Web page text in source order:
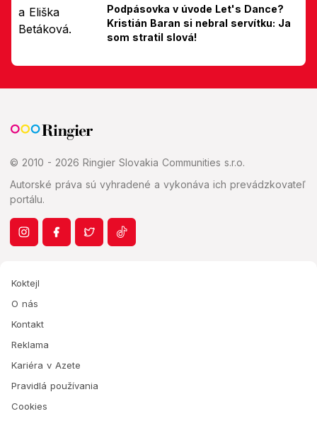
Podpásovka v úvode Let's Dance?
Kristián Baran si nebral servítku: Ja
som stratil slová!
© 2010 - 2026 Ringier Slovakia Communities s.r.o.
Autorské práva sú vyhradené a vykonáva ich prevádzkovateľ
portálu.
Koktejl
O nás
Kontakt
Reklama
Kariéra v Azete
Pravidlá používania
Cookies